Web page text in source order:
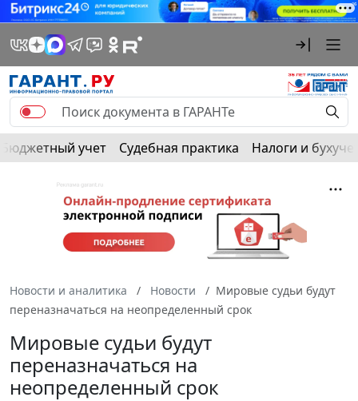
Бюджетный учет Судебная практика Налоги и
Новости и аналитика Новости
Мировые судьи будут
переназначаться на неопределенный срок
Мировые судьи будут
переназначаться на
неопределенный срок